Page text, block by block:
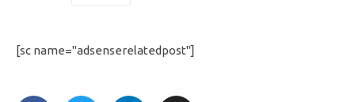
[sc name="adsenserelatedpost"]